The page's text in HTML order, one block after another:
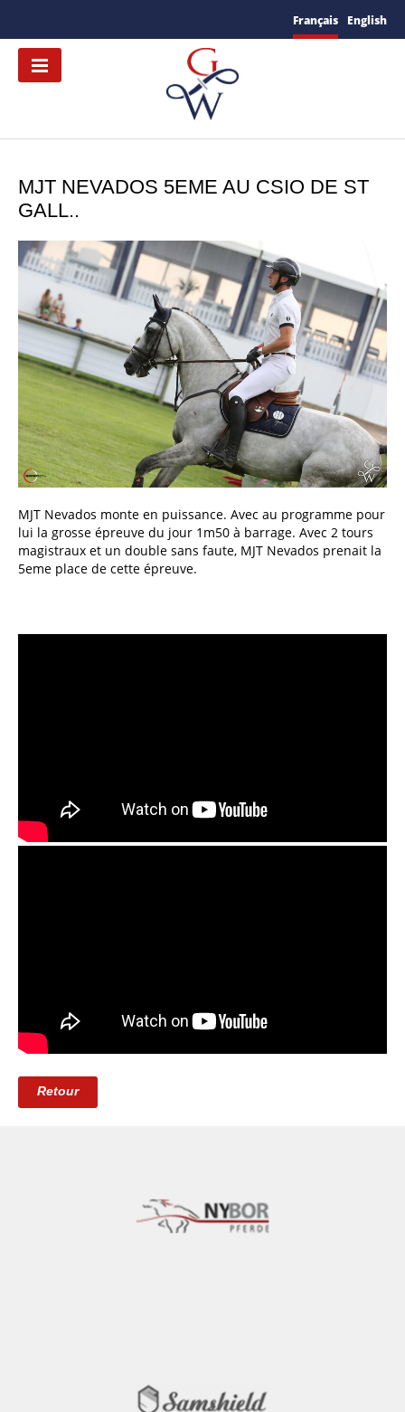
Français English
MJT NEVADOS 5EME AU CSIO DE ST
GALL..
MJT Nevados monte en puissance. Avec au programme pour
lui la grosse épreuve du jour 1m50 à barrage. Avec 2 tours
magistraux et un double sans faute, MJT Nevados prenait la
5eme place de cette épreuve.
Retour